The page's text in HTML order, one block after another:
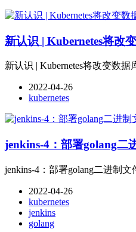
新认识 | Kubernetes将改
新认识 | Kubernetes将改变数据
2022-04-26
kubernetes
jenkins-4：部署golang二
jenkins-4：部署golang二进制文
2022-04-26
kubernetes
jenkins
golang